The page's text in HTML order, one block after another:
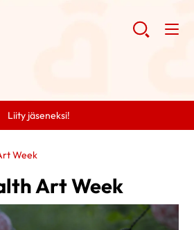
Liity jäseneksi!
Week
Art Week